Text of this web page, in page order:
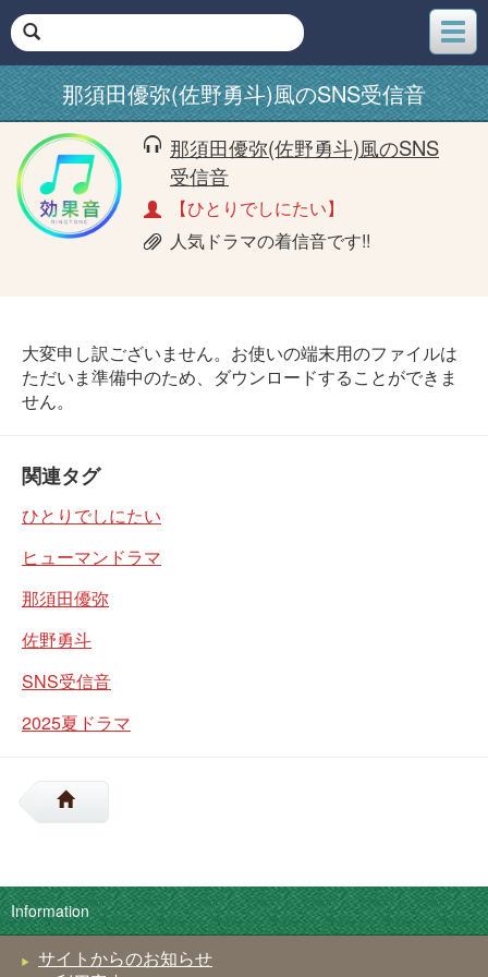
メ
ニ
ュ
ー
那須田優弥(佐野勇斗)風のSNS受信音
那須田優弥(佐野勇斗)風のSNS
受信音
【ひとりでしにたい】
人気ドラマの着信音です!!
大変申し訳ございません。お使いの端末用のファイルは
ただいま準備中のため、ダウンロードすることができま
せん。
関連タグ
ひとりでしにたい
ヒューマンドラマ
那須田優弥
佐野勇斗
SNS受信音
2025夏ドラマ
Information
サイトからのお知らせ